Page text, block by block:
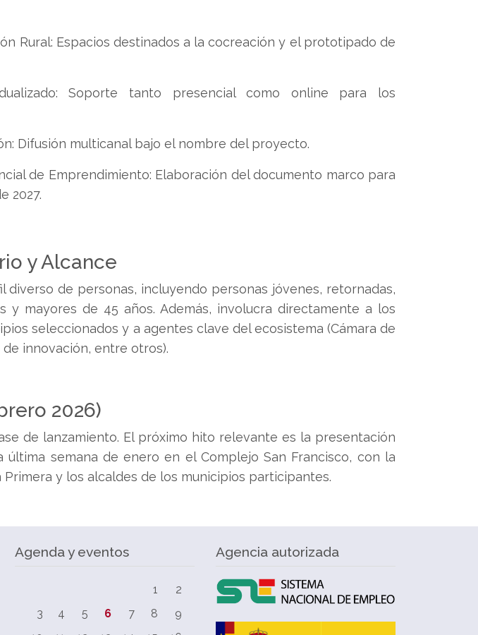
Rural: Espacios destinados a la cocreación y el prototipado de
Soporte tanto presencial como online para los
Difusión multicanal bajo el nombre del proyecto.
de Emprendimiento: Elaboración del documento marco para
2027.
y Alcance
diverso de personas, incluyendo personas jóvenes, retornadas,
y mayores de 45 años. Además, involucra directamente a los
seleccionados y a agentes clave del ecosistema (Cámara de
innovación, entre otros).
2026)
de lanzamiento. El próximo hito relevante es la presentación
semana de enero en el Complejo San Francisco, con la
y los alcaldes de los municipios participantes.
Agenda y eventos
1
2
3
4 5 6 7 8
9
Agencia autorizada